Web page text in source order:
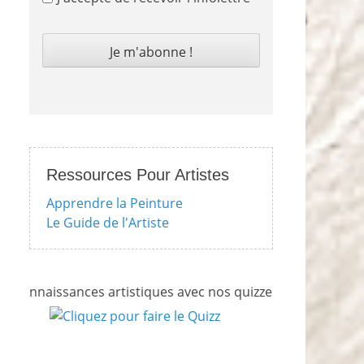
Ressources Pour Artistes
Apprendre la Peinture
Le Guide de l'Artiste
artistiques avec nos quizzes sur